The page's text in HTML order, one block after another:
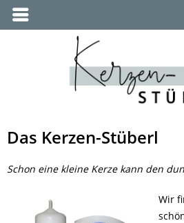
Das Kerzen-Stüberl
Schon eine kleine Kerze kann den
Wir